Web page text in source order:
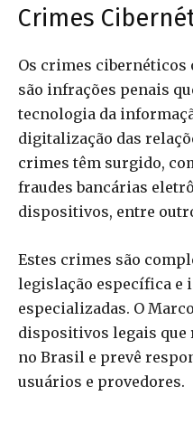
Crimes
Os crimes
são infrações penais
tecnologia da
digitalização das
crimes têm surgido,
fraudes bancárias
dispositivos, entre
Estes crimes são
legislação específica e
especializadas. O
dispositivos legais que
no Brasil e prevê
usuários e provedores.